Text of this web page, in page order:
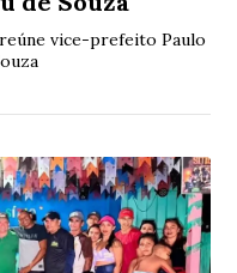
vice-prefeito Paulo